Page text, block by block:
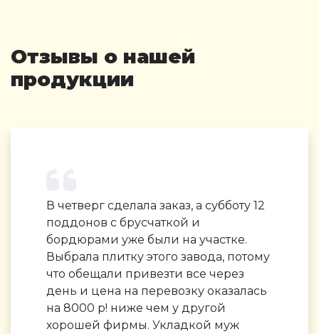
Отзывы о нашей
продукции
В четверг сделала заказ, а субботу 12
поддонов с брусчаткой и
бордюрами уже были на участке.
Выбрала плитку этого завода, потому
что обещали привезти все через
день и цена на перевозку оказалась
на 8000 р! ниже чем у другой
хорошей фирмы. Укладкой муж